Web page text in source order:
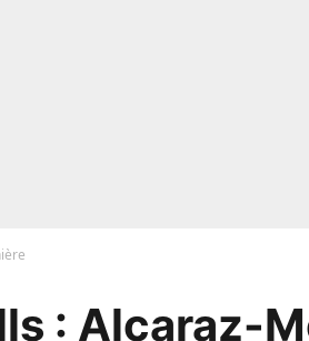
: Alcaraz-